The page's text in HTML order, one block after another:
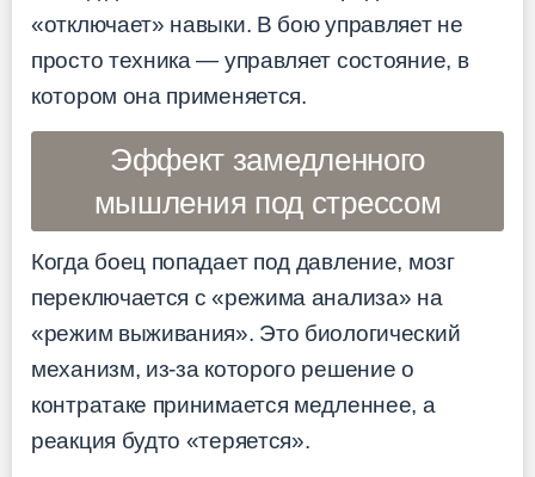
«отключает» навыки. В бою управляет не
просто техника — управляет состояние, в
котором она применяется.
Эффект замедленного
мышления под стрессом
Когда боец попадает под давление, мозг
переключается с «режима анализа» на
«режим выживания». Это биологический
механизм, из-за которого решение о
контратаке принимается медленнее, а
реакция будто «теряется».